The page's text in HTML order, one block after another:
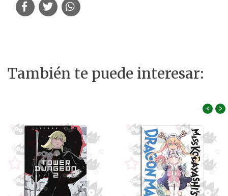
También te puede interesar:
‹ ›